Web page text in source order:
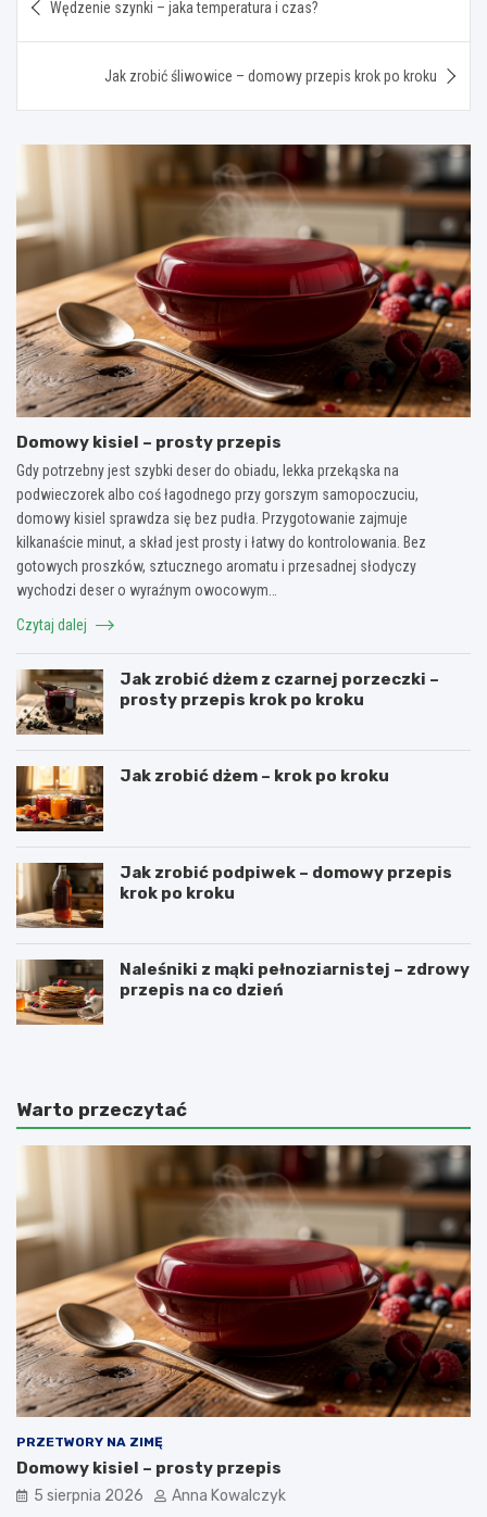
wpisu
Wędzenie szynki – jaka temperatura i czas?
Jak zrobić śliwowice – domowy przepis krok po kroku
Domowy kisiel – prosty przepis
Gdy potrzebny jest szybki deser do obiadu, lekka przekąska na
podwieczorek albo coś łagodnego przy gorszym samopoczuciu,
domowy kisiel sprawdza się bez pudła. Przygotowanie zajmuje
kilkanaście minut, a skład jest prosty i łatwy do kontrolowania. Bez
gotowych proszków, sztucznego aromatu i przesadnej słodyczy
wychodzi deser o wyraźnym owocowym…
Czytaj dalej
Jak zrobić dżem z czarnej porzeczki –
prosty przepis krok po kroku
Jak zrobić dżem – krok po kroku
Jak zrobić podpiwek – domowy przepis
krok po kroku
Naleśniki z mąki pełnoziarnistej – zdrowy
przepis na co dzień
Warto przeczytać
PRZETWORY NA ZIMĘ
Domowy kisiel – prosty przepis
5 sierpnia 2026 Anna Kowalczyk